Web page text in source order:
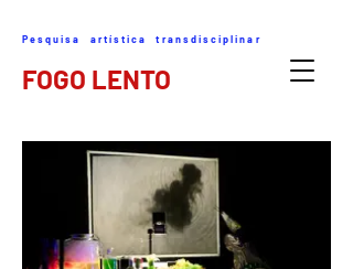
Pesquisa artística transdisciplinar
FOGO LENTO